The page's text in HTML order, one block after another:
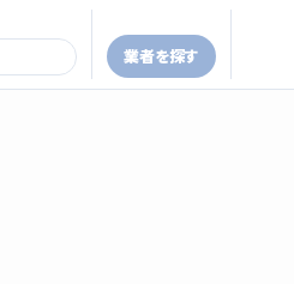
業者を探す